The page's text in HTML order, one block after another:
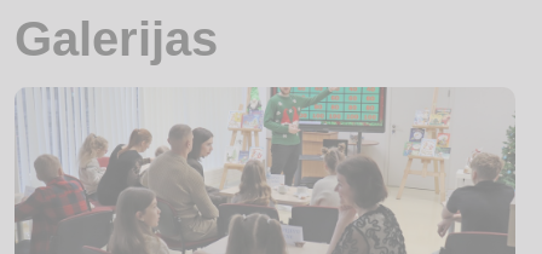
Galerijas